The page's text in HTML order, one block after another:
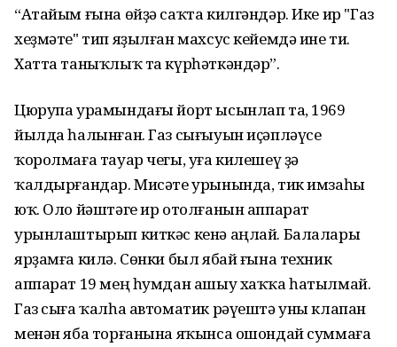
“Атайым ғына өйҙә саҡта килгәндәр. Ике ир "Газ
хеҙмәте" тип яҙылған махсус кейемдә ине ти.
Хатта таныҡлыҡ та күрһәткәндәр”.
Цюрупа урамындағы йорт ысынлап та, 1969
йылда һалынған. Газ сығыуын иҫәпләүсе
ҡоролмаға тауар чегы, уға килешеү ҙә
ҡалдырғандар. Мисәте урынында, тик имзаһы
юҡ. Оло йәштәге ир отолғанын аппарат
урынлаштырып киткәс кенә аңлай. Балалары
ярҙамға килә. Сөнки был ябай ғына техник
аппарат 19 мең һумдан ашыу хаҡҡа һатылмай.
Газ сыға ҡалһа автоматик рәүештә уны клапан
менән яба торғанына яҡынса ошондай суммаға